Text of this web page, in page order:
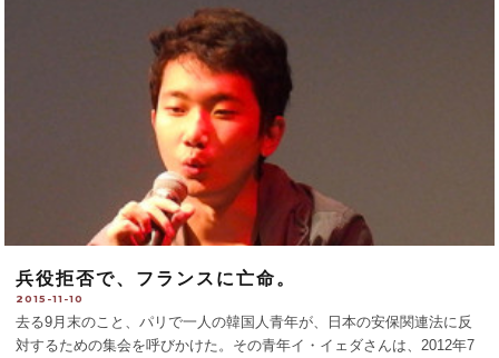
兵役拒否で、フランスに亡命。
2015-11-10
去る9月末のこと、パリで一人の韓国人青年が、日本の安保関連法に反
対するための集会を呼びかけた。その青年イ・イェダさんは、2012年7